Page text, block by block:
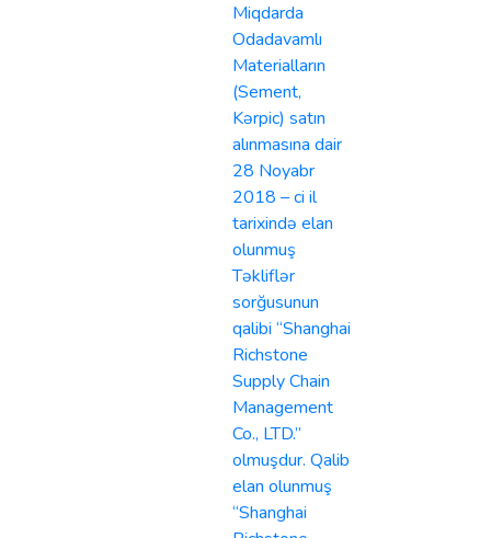
Miqdarda
Odadavamlı
Materialların
(Sement,
Kərpic) satın
alınmasına dair
28 Noyabr
2018 – ci il
tarixində elan
olunmuş
Təkliflər
sorğusunun
qalibi “Shanghai
Richstone
Supply Chain
Management
Co., LTD.”
olmuşdur. Qalib
elan olunmuş
“Shanghai